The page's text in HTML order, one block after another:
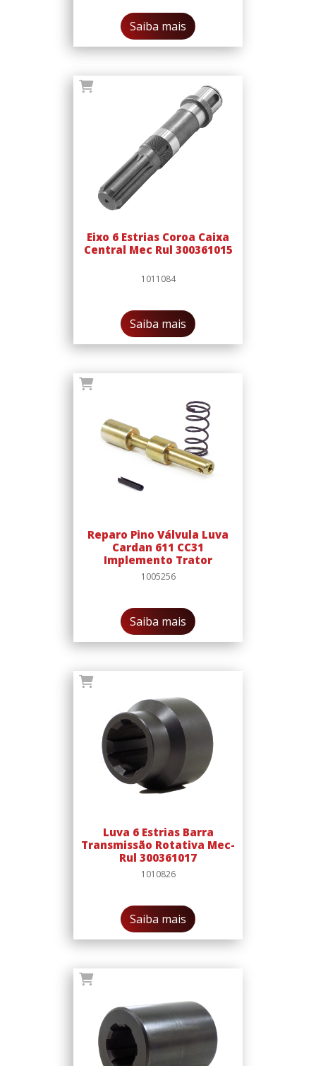
Saiba mais
Eixo 6 Estrias Coroa Caixa
Central Mec Rul 300361015
1011084
Saiba mais
Reparo Pino Válvula Luva
Cardan 611 CC31
Implemento Trator
1005256
Saiba mais
Luva 6 Estrias Barra
Transmissão Rotativa Mec-
Rul 300361017
1010826
Saiba mais